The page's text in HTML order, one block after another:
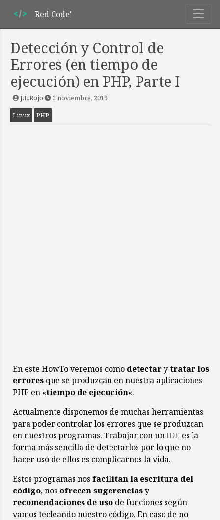
Red Code'
Detección y Control de
Errores (en tiempo de
ejecución) en PHP, Parte I
J.L.Rojo
3 noviembre, 2019
Linux
PHP
En este HowTo veremos como detectarytratar los
errores que se produzcan en nuestra aplicaciones
PHP en «tiempo de ejecución«.
Actualmente disponemos de muchas herramientas
para poder controlar los errores que se produzcan
en nuestros programas. Trabajar con unIDE es la
forma más sencilla de detectarlos por lo que no
hacer uso de ellos es complicarnos la vida.
Estos programas nos facilitan la escritura del
código, nos ofrecen sugerenciasy
recomendaciones de uso de funciones según
vamos tecleando nuestro código. En caso de no